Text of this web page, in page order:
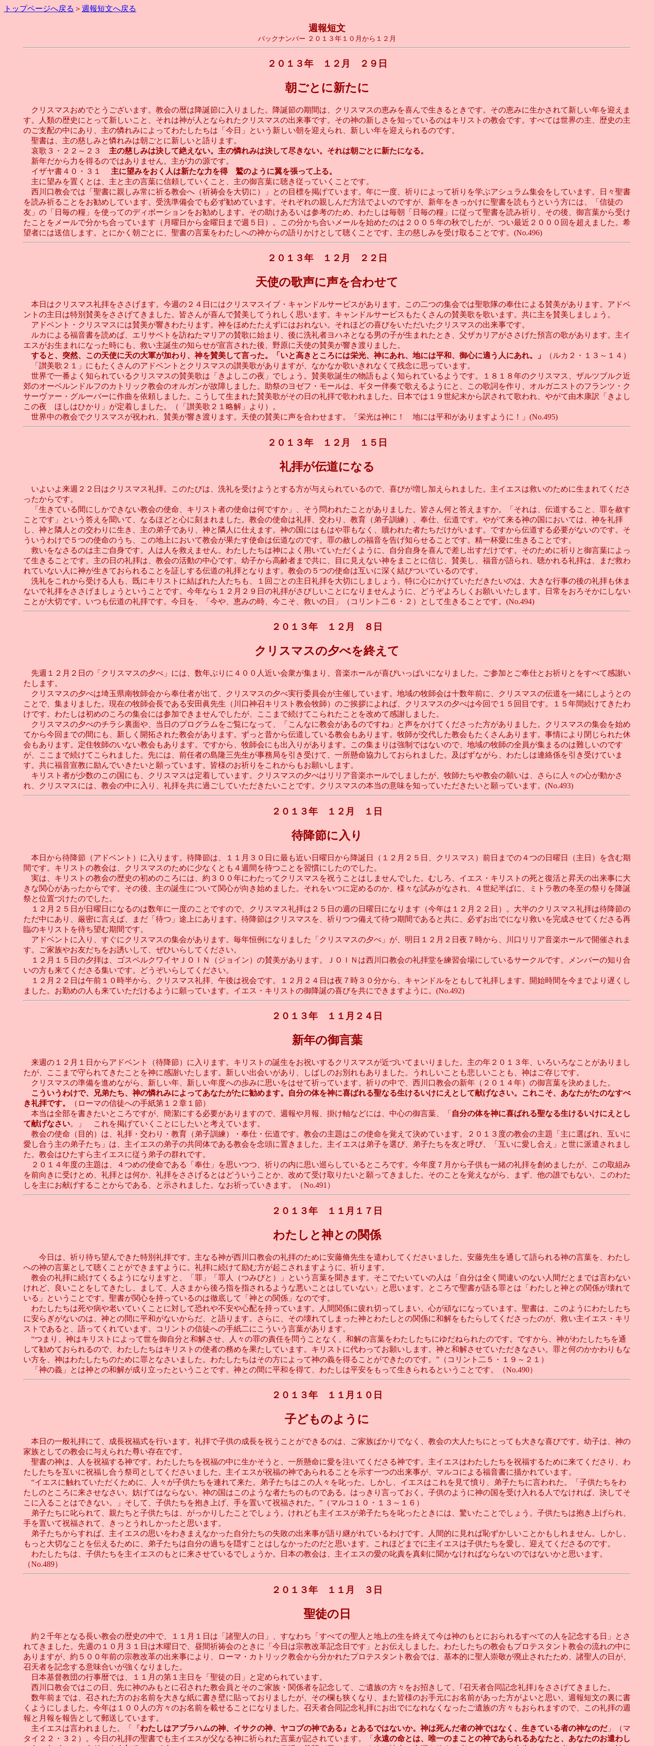
トップページへ戻る ＞ 週報短文へ戻る
週報短文
バックナンバー ２０１３年１０月から１２月
２０１３年 １２月 ２９日
朝ごとに新たに
クリスマスおめでとうございます。教会の暦は降誕節に入りました。降誕節の期間は、クリスマスの恵みを喜んで生きるときです。その恵みに生かされて新しい年を迎えま
す。人類の歴史にとって新しいこと、それは神が人となられたクリスマスの出来事です。その神の新しさを知っているのはキリストの教会です。すべては世界の主、歴史の主
のご支配の中にあり、主の憐れみによってわたしたちは「今日」という新しい朝を迎えられ、新しい年を迎えられるのです。
聖書は、主の慈しみと憐れみは朝ごとに新しいと語ります。
哀歌３・２２～２３ 主の慈しみは決して絶えない。主の憐れみは決して尽きない。それは朝ごとに新たになる。
新年だから力を得るのではありません。主が力の源です。
イザヤ書４０・３１ 主に望みをおく人は新たな力を得 鷲のように翼を張って上る。
主に望みを置くとは、主と主の言葉に信頼していくこと、主の御言葉に聴き従っていくことです。
西川口教会では「聖書に親しみ常に祈る教会へ（祈祷会を大切に）」との目標を掲げています。年に一度、祈りによって祈りを学ぶアシュラム集会をしています。日々聖書
を読み祈ることをお勧めしています。受洗準備会でも必ず勧めています。それぞれの親しんだ方法でよいのですが、新年をきっかけに聖書を読もうという方には、「信徒の
友」の「日毎の糧」を使ってのディボーションをお勧めします。その助けあるいは参考のため、わたしは毎朝「日毎の糧」に従って聖書を読み祈り、その後、御言葉から受け
たことをメールで分かち合っています（月曜日から金曜日まで週５日）。この分かち合いメールを始めたのは２００５年の秋でしたが、つい最近２０００回を超えました。希
望者には送信します。とにかく朝ごとに、聖書の言葉をわたしへの神からの語りかけとして聴くことです。主の慈しみを受け取ることです。(No.496)
２０１３年 １２月 ２２日
天使の歌声に声を合わせて
本日はクリスマス礼拝をささげます。今週の２４日にはクリスマスイブ・キャンドルサービスがあります。この二つの集会では聖歌隊の奉仕による賛美があります。アドベ
ントの主日は特別賛美をささげてきました。皆さんが喜んで賛美してうれしく思います。キャンドルサービスもたくさんの賛美歌を歌います。共に主を賛美しましょう。
アドベント・クリスマスには賛美が響きわたります。神をほめたたえずにはおれない。それほどの喜びをいただいたクリスマスの出来事です。
ルカによる福音書を読めば、エリサベトを訪ねたマリアの賛歌に始まり、後に洗礼者ヨハネとなる男の子が生まれたとき、父ザカリアがささげた預言の歌があります。主イ
エスがお生まれになった時にも、救い主誕生の知らせが宣言された後、野原に天使の賛美が響き渡りました。
すると、突然、この天使に天の大軍が加わり、神を賛美して言った。「いと高きところには栄光、神にあれ、地には平和、御心に適う人にあれ。」
（ルカ２・１３～１４）
「讃美歌２１」にもたくさんのアドベントとクリスマスの讃美歌がありますが、なかなか歌いきれなくて残念に思っています。
世界で一番よく知られているクリスマスの賛美歌は「きよしこの夜」でしょう。賛美歌誕生の物語もよく知られているようです。１８１８年のクリスマス、ザルツブルク近
郊のオーベルンドルフのカトリック教会のオルガンが故障しました。助祭のヨゼフ・モールは、ギター伴奏で歌えるようにと、この歌詞を作り、オルガニストのフランツ・ク
サーヴァー・グルーバーに作曲を依頼しました。こうして生まれた賛美歌がその日の礼拝で歌われました。日本では１９世紀末から訳されて歌われ、やがて由木康訳「きよし
この夜 ほしはひかり」が定着しました。（「讃美歌２１略解」より）。
世界中の教会でクリスマスが祝われ、賛美が響き渡ります。天使の賛美に声を合わせます。「栄光は神に！ 地には平和がありますように！」(No.495)
２０１３年 １２月 １５日
礼拝が伝道になる
いよいよ来週２２日はクリスマス礼拝。このたびは、洗礼を受けようとする方が与えられているので、喜びが増し加えられました。主イエスは救いのために生まれてくださ
ったからです。
「生きている間にしかできない教会の使命、キリスト者の使命は何ですか」、そう問われたことがありました。皆さん何と答えますか。「それは、伝道すること、罪を赦す
ことです」という答えを聞いて、なるほどと心に刻まれました。教会の使命は礼拝、交わり、教育（弟子訓練）、奉仕、伝道です。やがて来る神の国においては、神を礼拝
し、神と隣人との交わりに生き、主の弟子であり、神と隣人に仕えます。神の国にはもはや罪もなく、贖われた者たちだけがいます。ですから伝道する必要がないのです。そ
ういうわけで５つの使命のうち、この地上において教会が果たす使命は伝道なのです。罪の赦しの福音を告げ知らせることです。精一杯愛に生きることです。
救いをなさるのは主ご自身です。人は人を救えません。わたしたちは神によく用いていただくように、自分自身を喜んで差し出すだけです。そのために祈りと御言葉によっ
て生きることです。主の日の礼拝は、教会の活動の中心です。幼子から高齢者まで共に、目に見えない神をまことに信じ、賛美し、福音が語られ、聴かれる礼拝は、まだ救わ
れていない人に神が生きておられることを証しする伝道の礼拝となります。教会の５つの使命は互いに深く結びついているのです。
洗礼をこれから受ける人も、既にキリストに結ばれた人たちも、１回ごとの主日礼拝を大切にしましょう。特に心にかけていただきたいのは、大きな行事の後の礼拝も休ま
ないで礼拝をささげましょうということです。今年なら１２月２９日の礼拝がさびしいことになりませんように、どうぞよろしくお願いいたします。日常をおろそかにしない
ことが大切です。いつも伝道の礼拝です。今日を、「今や、恵みの時、今こそ、救いの日」（コリント二６・２）として生きることです。(No.494)
２０１３年 １２月 ８日
クリスマスの夕べを終えて
先週１２月２日の「クリスマスの夕べ」には、数年ぶりに４００人近い会衆が集まり、音楽ホールが喜びいっぱいになりました。ご参加とご奉仕とお祈りとをすべて感謝い
たします。
クリスマスの夕べは埼玉県南牧師会から奉仕者が出て、クリスマスの夕べ実行委員会が主催しています。地域の牧師会は十数年前に、クリスマスの伝道を一緒にしようとの
ことで、集まりました。現在の牧師会長である安田眞先生（川口神召キリスト教会牧師）のご挨拶によれば、クリスマスの夕べは今回で１５回目です。１５年間続けてきたわ
けです。わたしは初めのころの集会には参加できませんでしたが、ここまで続けてこられたことを改めて感謝しました。
クリスマスの夕べのチラシ裏面や、当日のプログラムをご覧になって、「こんなに教会があるのですね」と声をかけてくださった方がありました。クリスマスの集会を始め
てから今回までの間にも、新しく開拓された教会があります。ずっと昔から伝道している教会もあります。牧師が交代した教会もたくさんあります。事情により閉じられた休
会もあります。定住牧師のいない教会もあります。ですから、牧師会にも出入りがあります。この集まりは強制ではないので、地域の牧師の全員が集まるのは難しいのです
が、ここまで続けてこられました。先には、前任者の島隆三先生が事務局を引き受けて、一所懸命協力しておられました。及ばずながら、わたしは連絡係を引き受けていま
す。共に福音宣教に励んでいきたいと願っています。皆様のお祈りをこれからもお願いします。
キリスト者が少数のこの国にも、クリスマスは定着しています。クリスマスの夕べはリリア音楽ホールでしましたが、牧師たちや教会の願いは、さらに人々の心が動かさ
れ、クリスマスには、教会の中に入り、礼拝を共に過ごしていただきたいことです。クリスマスの本当の意味を知っていただきたいと願っています。(No.493)
２０１３年 １２月 １日
待降節に入り
本日から待降節（アドベント）に入ります。待降節は、１１月３０日に最も近い日曜日から降誕日（１２月２５日、クリスマス）前日までの４つの日曜日（主日）を含む期
間です。キリストの教会は、クリスマスのために少なくとも４週間を待つことを習慣にしたのでした。
実は、キリストの教会の歴史の初めのころには、約３００年にわたってクリスマスを祝うことはしませんでした。むしろ、イエス・キリストの死と復活と昇天の出来事に大
きな関心があったからです。その後、主の誕生について関心が向き始めました。それをいつに定めるのか、様々な試みがなされ、４世紀半ばに、ミトラ教の冬至の祭りを降誕
祭と位置づけたのでした。
１２月２５日が日曜日になるのは数年に一度のことですので、クリスマス礼拝は２５日の週の日曜日になります（今年は１２月２２日）。大半のクリスマス礼拝は待降節の
ただ中にあり、厳密に言えば、まだ「待つ」途上にあります。待降節はクリスマスを、祈りつつ備えて待つ期間であると共に、必ずお出でになり救いを完成させてくださる再
臨のキリストを待ち望む期間です。
アドベントに入り、すぐにクリスマスの集会があります。毎年恒例になりました「クリスマスの夕べ」が、明日１２月２日夜７時から、川口リリア音楽ホールで開催されま
す。ご家族やお友だちをお誘いして、ぜひいらしてください。
１２月１５日の夕拝は、ゴスペルクワイヤＪＯＩＮ（ジョイン）の賛美があります。ＪＯＩＮは西川口教会の礼拝堂を練習会場にしているサークルです。メンバーの知り合
いの方も来てくださる集いです。どうぞいらしてください。
１２月２２日は午前１０時半から、クリスマス礼拝、午後は祝会です。１２月２４日は夜７時３０分から、キャンドルをともして礼拝します。開始時間を今までより遅くし
ました。お勤めの人も来ていただけるように願っています。イエス・キリストの御降誕の喜びを共にできますように。(No.492)
２０１３年 １１月２４日
新年の御言葉
来週の１２月１日からアドベント（待降節）に入ります。キリストの誕生をお祝いするクリスマスが近づいてまいりました。主の年２０１３年、いろいろなことがありまし
たが、ここまで守られてきたことを神に感謝いたします。新しい出会いがあり、しばしのお別れもありました。うれしいことも悲しいことも、神はご存じです。
クリスマスの準備を進めながら、新しい年、新しい年度への歩みに思いをはせて祈っています。祈りの中で、西川口教会の新年（２０１４年）の御言葉を決めました。
こういうわけで、兄弟たち、神の憐れみによってあなたがたに勧めます。自分の体を神に喜ばれる聖なる生けるいけにえとして献げなさい。これこそ、あなたがたのなすべ
き礼拝です。
（ローマの信徒への手紙第１２章１節）
本当は全部を書きたいところですが、簡潔にする必要がありますので、週報や月報、掛け軸などには、中心の御言葉、「 自分の体を神に喜ばれる聖なる生けるいけにえとし
て献げなさい。」 これを掲げていくことにしたいと考えています。
教会の使命（目的）は、礼拝・交わり・教育（弟子訓練）・奉仕・伝道です。教会の主題はこの使命を覚えて決めています。２０１３度の教会の主題「主に選ばれ、互いに
愛し合う主の弟子たち」は、主イエスの弟子の共同体である教会を念頭に置きました。主イエスは弟子を選び、弟子たちを友と呼び、「互いに愛し合え」と世に派遣されまし
た。教会はひたすら主イエスに従う弟子の群れです。
２０１４年度の主題は、４つめの使命である「奉仕」を思いつつ、祈りの内に思い巡らしているところです。今年度７月から子供も一緒の礼拝を創めましたが、この取組み
を前向きに受けとめ、礼拝とは何か、礼拝をささげるとはどういうことか、改めて受け取りたいと願ってきました。そのことを覚えながら、まず、他の誰でもない、このわた
しを主にお献げすることからである、と示されました。なお祈っていきます。（No.491）
２０１３年 １１月１７日
わたしと神との関係
今日は、祈り待ち望んできた特別礼拝です。主なる神が西川口教会の礼拝のために安藤脩先生を遣わしてくださいました。安藤先生を通して語られる神の言葉を、わたし
への神の言葉として聴くことができますように。礼拝に続けて励む方が起こされますように、祈ります。
教会の礼拝に続けてくるようになりますと、「罪」「罪人（つみびと）」という言葉を聞きます。そこでたいていの人は「自分は全く間違いのない人間だとまでは言わない
けれど、良いことをしてきたし、まして、人さまから後ろ指を指されるような悪いことはしていない」と思います。ところで聖書が語る罪とは「わたしと神との関係が壊れて
いる」ということです。聖書が関心を持っているのは徹底して「神との関係」なのです。
わたしたちは死や病や老いていくことに対して恐れや不安や心配を持っています。人間関係に疲れ切ってしまい、心が頑なになっています。聖書は、このようにわたしたち
に安らぎがないのは、神との間に平和がないからだ、と語ります。さらに、その壊れてしまった神とわたしとの関係に和解をもたらしてくださったのが、救い主イエス・キリ
ストであると、語ってくれています。コリントの信徒への手紙二にこういう言葉があります。
“つまり、神はキリストによって世を御自分と和解させ、人々の罪の責任を問うことなく、和解の言葉をわたしたちにゆだねられたのです。ですから、神がわたしたちを通
して勧めておられるので、わたしたちはキリストの使者の務めを果たしています。キリストに代わってお願いします。神と和解させていただきなさい。罪と何のかかわりもな
い方を、神はわたしたちのために罪となさいました。わたしたちはその方によって神の義を得ることができたのです。”（コリント二５・１９～２１）
「神の義」とは神との和解が成り立ったということです。神との間に平和を得て、わたしは平安をもって生きられるということです。（No.490）
２０１３年 １１月１０日
子どものように
本日の一般礼拝にて、成長祝福式を行います。礼拝で子供の成長を祝うことができるのは、ご家族ばかりでなく、教会の大人たちにとっても大きな喜びです。幼子は、神の
家族としての教会に与えられた尊い存在です。
聖書の神は、人を祝福する神です。わたしたちを祝福の中に生かそうと、一所懸命に愛を注いてくださる神です。主イエスはわたしたちを祝福するために来てくださり、わ
たしたちを互いに祝福し合う祭司としてくださいました。主イエスが祝福の神であられることを示す一つの出来事が、マルコによる福音書に描かれています。
“イエスに触れていただくために、人々が子供たちを連れて来た。弟子たちはこの人々を叱った。しかし、イエスはこれを見て憤り、弟子たちに言われた。「子供たちをわ
たしのところに来させなさい。妨げてはならない。神の国はこのような者たちのものである。はっきり言っておく。子供のように神の国を受け入れる人でなければ、決してそ
こに入ることはできない。」そして、子供たちを抱き上げ、手を置いて祝福された。”（マルコ１０・１３～１６）
弟子たちに叱られて、親たちと子供たちは、がっかりしたことでしょう。けれども主イエスが弟子たちを叱ったときには、驚いたことでしょう。子供たちは抱き上げられ、
手を置いて祝福されて、きっとうれしかったと思います。
弟子たちからすれば、主イエスの思いをわきまえなかった自分たちの失敗の出来事が語り継がれているわけです。人間的に見れば恥ずかしいことかもしれません。しかし、
もっと大切なことを伝えるために、弟子たちは自分の過ちを隠すことはしなかったのだと思います。これほどまでに主イエスは子供たちを愛し、迎えてくださるのです。
わたしたちは、子供たちを主イエスのもとに来させているでしょうか。日本の教会は、主イエスの愛の叱責を真剣に聞かなければならないのではないかと思います。
（No.489）
２０１３年 １１月 ３日
聖徒の日
約２千年となる長い教会の歴史の中で、１１月１日は「諸聖人の日」、すなわち「すべての聖人と地上の生を終えて今は神のもとにおられるすべての人を記念する日」とさ
れてきました。先週の１０月３１日は木曜日で、昼間祈祷会のときに「今日は宗教改革記念日です」とお伝えしました。わたしたちの教会もプロテスタント教会の流れの中に
ありますが、約５００年前の宗教改革の出来事により、ローマ・カトリック教会から分かれたプロテスタント教会では、基本的に聖人崇敬が廃止されたため、諸聖人の日が、
召天者を記念する意味合いが強くなりました。
日本基督教団の行事暦では、１１月の第１主日を「聖徒の日」と定められています。
西川口教会ではこの日、先に神のみもとに召された教会員とそのご家族・関係者を記念して、ご遺族の方々をお招きして、｢召天者合同記念礼拝｣をささげてきました。
数年前までは、召された方のお名前を大きな紙に書き壁に貼っておりましたが、その欄も狭くなり、また皆様のお手元にお名前があった方がよいと思い、週報短文の裏に書
くようにしました。今年は１００人の方々のお名前を載せることになりました。召天者合同記念礼拝にお出でになれなくなったご遺族の方々もおられますので、この礼拝の週
報と月報を報告として郵送しています。
主イエスは言われました。「『わたしはアブラハムの神、イサクの神、ヤコブの神である』とあるではないか。神は死んだ者の神ではなく、生きている者の神なのだ」（マ
タイ２２・３２）。今日の礼拝の聖書でも主イエスが父なる神に祈られた言葉が記されています。「 永遠の命とは、唯一のまことの神であられるあなたと、あなたのお遣わし